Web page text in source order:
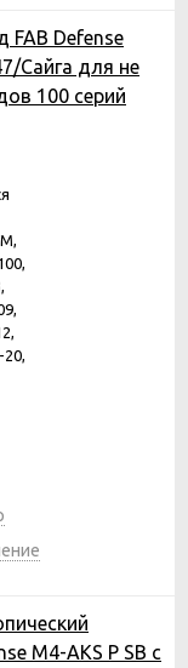
FAB Defense
Сайга для не
100 серий
M4-AKS P SB с